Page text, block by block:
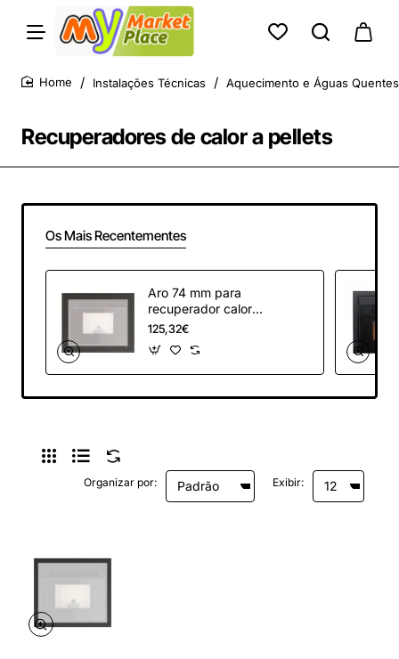
Recuperadores de calor a pellets
Instalações Técnicas Aquecimento e Águas
Os Mais Recentementes
Aro 74 mm para
recuperador calor
Solzaima Fire/Wind
125,32€
Organizar por: Exibir: